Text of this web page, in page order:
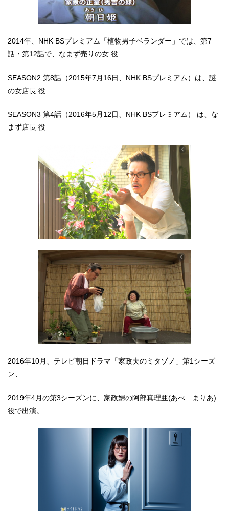
2014年、NHK BSプレミアム「植物男子ベランダー」では、第7
話・第12話で、なまず売りの女 役
SEASON2 第8話（2015年7月16日、NHK BSプレミアム）は、謎
の女店長 役
SEASON3 第4話（2016年5月12日、NHK BSプレミアム） は、な
まず店長 役
2016年10月、テレビ朝日ドラマ「家政夫のミタゾノ」第1シーズ
ン、
2019年4月の第3シーズンに、家政婦の阿部真理亜(あべ まりあ)
役で出演。